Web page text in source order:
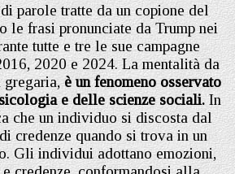
parole tratte da un copione del
le frasi pronunciate da Trump nei
tutte e tre le sue campagne
2020 e 2024. La mentalità da
gregaria,è un fenomeno osservato
e delle scienze sociali.In
che un individuo si discosta dal
credenze quando si trova in un
Gli individui adottano emozioni,